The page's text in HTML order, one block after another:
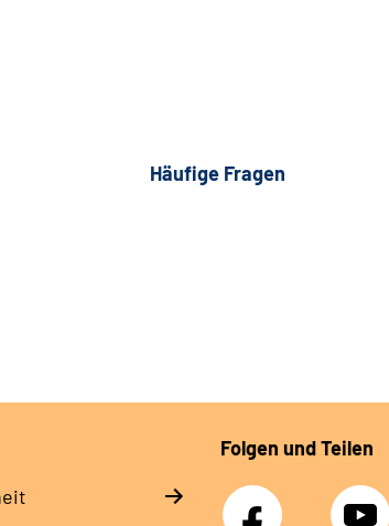
Häufige Fragen
Folgen und Teilen
Facebook YouTube